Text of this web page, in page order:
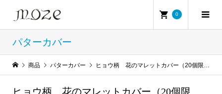
0
パターカバー
商品 パターカバー ヒョウ柄 花のマレットカバー（20個限定）
ヒョウ柄 花のマレットカバー（20個限